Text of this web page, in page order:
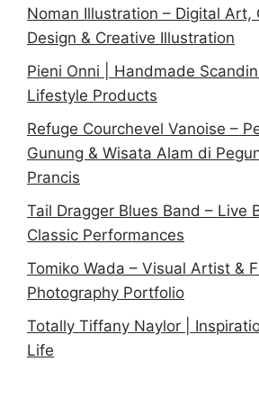
Noman Illustration – Digital Art,
Design & Creative Illustration
Pieni Onni | Handmade
Lifestyle Products
Refuge Courchevel Vanoise –
Gunung & Wisata Alam di
Prancis
Tail Dragger Blues Band – Live
Classic Performances
Tomiko Wada – Visual Artist &
Photography Portfolio
Totally Tiffany Naylor |
Life